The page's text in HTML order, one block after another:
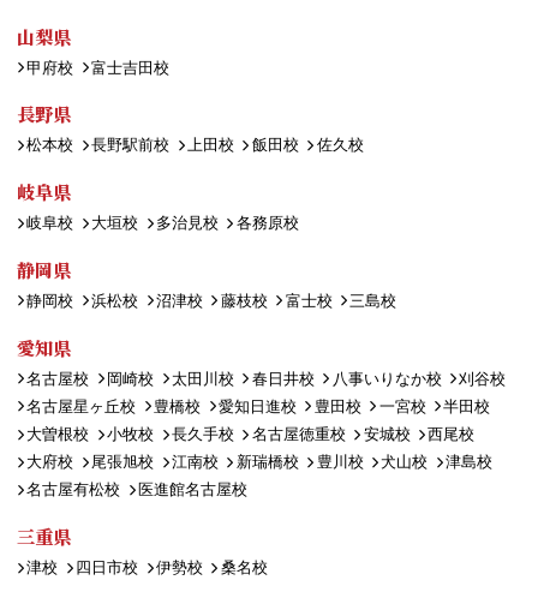
山梨県
甲府校 富士吉田校
長野県
松本校 長野駅前校 上田校 飯田校 佐久校
岐阜県
岐阜校 大垣校 多治見校 各務原校
静岡県
静岡校 浜松校 沼津校 藤枝校 富士校 三島校
愛知県
名古屋校 岡崎校 太田川校 春日井校 八事いりなか校
刈谷校
名古屋星ヶ丘校
豊橋校 愛知日進校 豊田校 一宮校
半田校
大曽根校
小牧校 長久手校 名古屋徳重校 安城校
西尾校
大府校
尾張旭校 江南校 新瑞橋校 豊川校 犬山校
津島校
名古屋有松校
医進館名古屋校
三重県
津校 四日市校 伊勢校 桑名校